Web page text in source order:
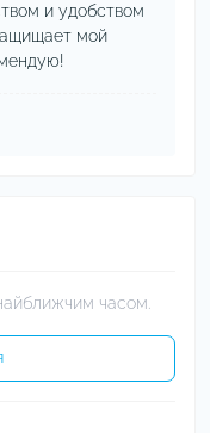
и удобством
мой
часом.